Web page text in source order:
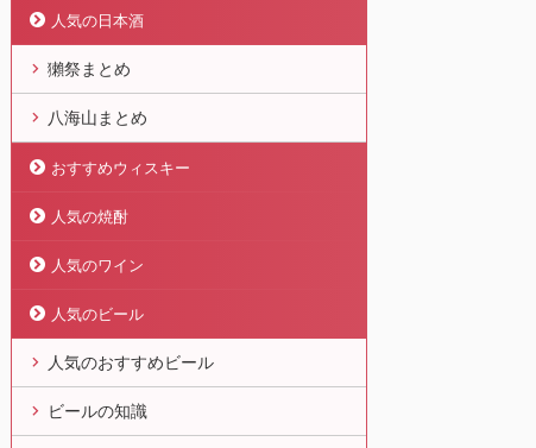
人気の日本酒
獺祭まとめ
八海山まとめ
おすすめウィスキー
人気の焼酎
人気のワイン
人気のビール
人気のおすすめビール
ビールの知識